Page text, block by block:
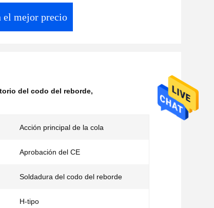
el mejor precio
del codo del reborde,
Acción principal de la cola
Aprobación del CE
Soldadura del codo del reborde
H-tipo